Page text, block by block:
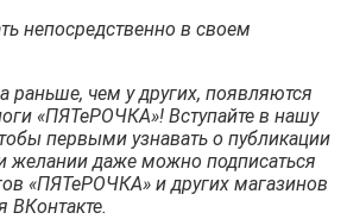
непосредственно в своем
раньше, чем у других, появляются
«ПЯТеРОЧКА»! Вступайте в нашу
первыми узнавать о публикации
желании даже можно подписаться
«ПЯТеРОЧКА» и других магазинов
ВКонтакте.